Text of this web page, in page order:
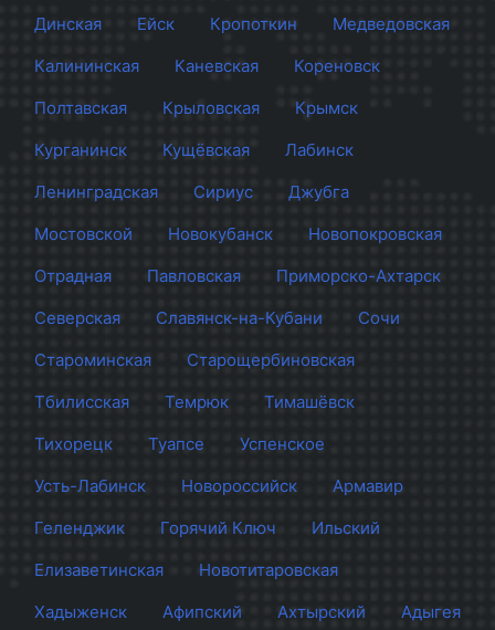
Динская
Ейск Кропоткин
Медведовская
Калининская
Каневская
Кореновск
Полтавская
Крыловская
Крымск
Курганинск
Кущёвская
Лабинск
Ленинградская
Сириус
Джубга
Мостовской
Новокубанск
Новопокровская
Отрадная
Павловская
Приморско-Ахтарск
Северская
Славянск-на-Кубани
Сочи
Староминская
Старощербиновская
Тбилисская
Темрюк
Тимашёвск
Тихорецк
Туапсе
Успенское
Усть-Лабинск
Новороссийск
Армавир
Геленджик
Горячий Ключ
Ильский
Елизаветинская
Новотитаровская
Хадыженск
Афипский Ахтырский Адыгея